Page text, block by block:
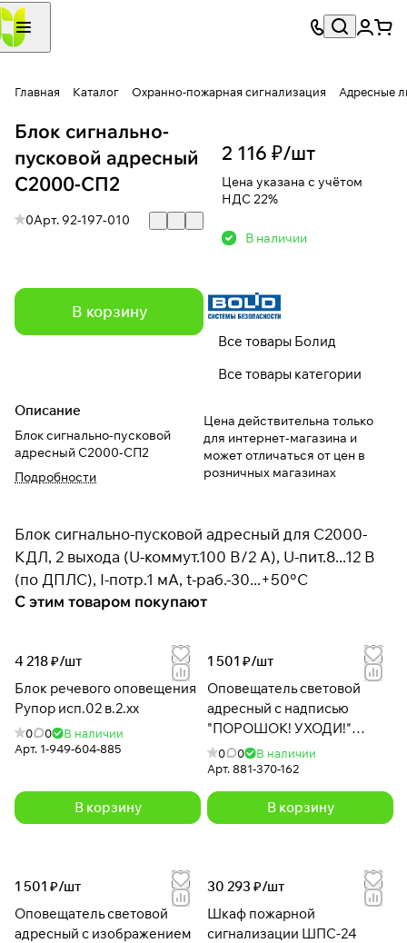
Главная Каталог Охранно-пожарная сигнализация Адресные
Блок сигнально-
пусковой адресный
С2000-СП2
0Арт. 92-197-010
В корзину
Описание
Блок сигнально-пусковой
адресный С2000-СП2
Подробности
2 116 ₽/шт
Цена указана с учётом
НДС 22%
В наличии
Все товары Болид
Все товары категории
Цена действительна только
для интернет-магазина и
может отличаться от цен в
розничных магазинах
Блок сигнально-пусковой адресный для С2000-
КДЛ, 2 выхода (U-коммут.100 В/2 А), U-пит.8...12 В
(по ДПЛС), I-потр.1 мА, t-раб.-30...+50°С
С этим товаром покупают
4 218 ₽/шт
Блок речевого оповещения
Рупор исп.02 в.2.хх
0 0
В наличии
Арт. 1-949-604-885
В корзину
1 501 ₽/шт
Оповещатель световой
адресный с надписью
"ПОРОШОК! УХОДИ!"
С2000-ОСТ исп.05
0 0
В наличии
Арт.881-370-162
В корзину
1 501 ₽/шт
Оповещатель световой
адресный с изображением
30 293 ₽/шт
Шкаф пожарной
сигнализации ШПС-24